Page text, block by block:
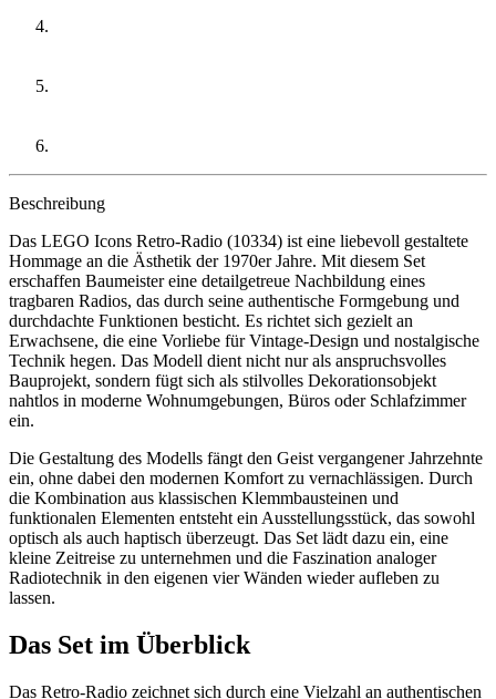
Beschreibung
Das LEGO Icons Retro-Radio (10334) ist eine liebevoll gestaltete
Hommage an die Ästhetik der 1970er Jahre. Mit diesem Set
erschaffen Baumeister eine detailgetreue Nachbildung eines
tragbaren Radios, das durch seine authentische Formgebung und
durchdachte Funktionen besticht. Es richtet sich gezielt an
Erwachsene, die eine Vorliebe für Vintage-Design und nostalgische
Technik hegen. Das Modell dient nicht nur als anspruchsvolles
Bauprojekt, sondern fügt sich als stilvolles Dekorationsobjekt
nahtlos in moderne Wohnumgebungen, Büros oder Schlafzimmer
ein.
Die Gestaltung des Modells fängt den Geist vergangener Jahrzehnte
ein, ohne dabei den modernen Komfort zu vernachlässigen. Durch
die Kombination aus klassischen Klemmbausteinen und
funktionalen Elementen entsteht ein Ausstellungsstück, das sowohl
optisch als auch haptisch überzeugt. Das Set lädt dazu ein, eine
kleine Zeitreise zu unternehmen und die Faszination analoger
Radiotechnik in den eigenen vier Wänden wieder aufleben zu
lassen.
Das Set im Überblick
Das Retro-Radio zeichnet sich durch eine Vielzahl an authentischen